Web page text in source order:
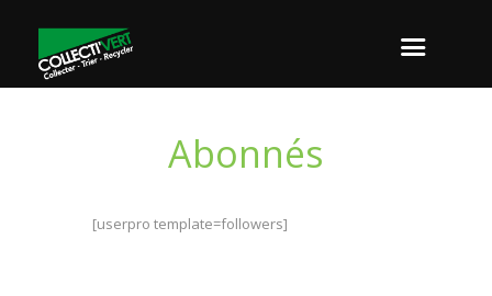
Abonnés
[userpro template=followers]